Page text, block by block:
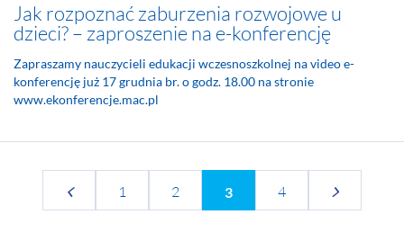
Jak rozpoznać zaburzenia rozwojowe u
dzieci? – zaproszenie na e-konferencję
Zapraszamy nauczycieli edukacji wczesnoszkolnej na video e-
konferencję już 17 grudnia br. o godz. 18.00 na stronie
www.ekonferencje.mac.pl
1 2 3 4